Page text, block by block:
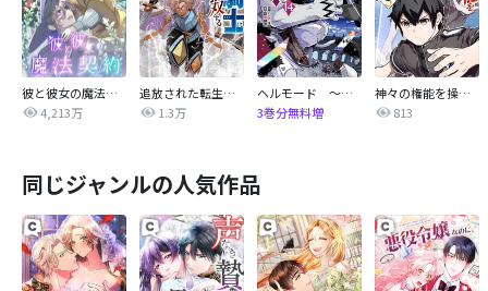
彼と彼女の魔法契約
4,213万
追放された転生重騎士はゲーム知識で無双する
1.3万
ヘルモード ～やり込み好きのゲーマーは廃設定の異世界で無双する～はじまりの召喚士
3巻分無料増
神々の権能を操りし者～能力数値『０』で蔑まれている俺だが、実は世界最強の一角～
813
同じジャンルの人気作品